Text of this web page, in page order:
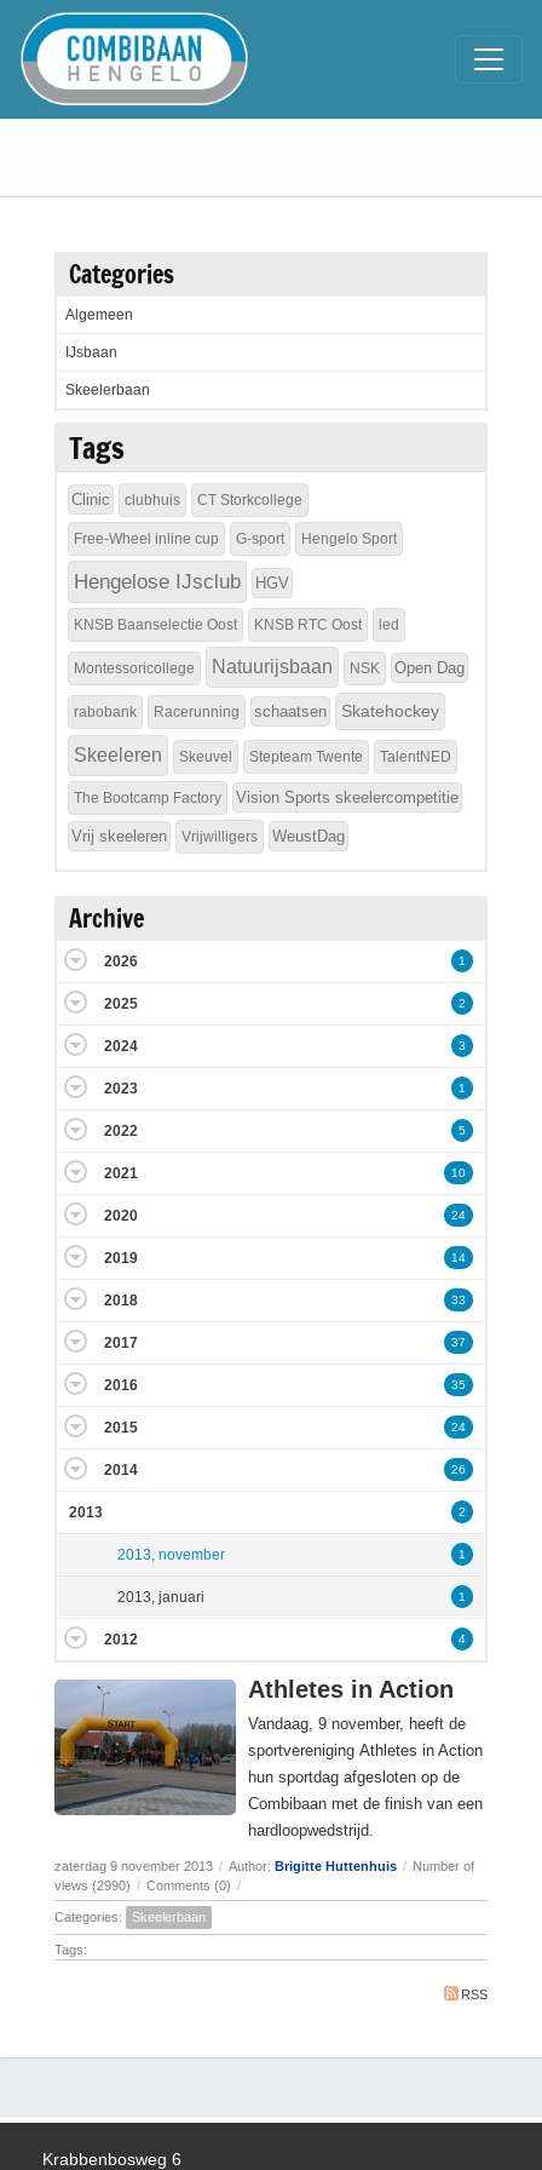
Athletes in Action
Vandaag, 9 november, heeft de
sportvereniging Athletes in Action
hun sportdag afgesloten op de
Combibaan met de finish van een
hardloopwedstrijd.
zaterdag 9 november 2013 / Author: Brigitte Huttenhuis / Number of
views (2990) / Comments (0) /
Categories: Skeelerbaan
Tags:
RSS
Categories
Algemeen
IJsbaan
Skeelerbaan
Tags
Clinic clubhuis CT Storkcollege
Free-Wheel inline cup G-sport Hengelo Sport
Hengelose IJsclub HGV
KNSB Baanselectie Oost KNSB RTC Oost led
Montessoricollege Natuurijsbaan NSK Open Dag
rabobank Racerunning schaatsen Skatehockey
Skeeleren Skeuvel Stepteam Twente TalentNED
The Bootcamp Factory Vision Sports skeelercompetitie
Vrij skeeleren Vrijwilligers WeustDag
Archive
2026 1
2025 2
2024 3
2023 1
2022 5
2021 10
2020 24
2019 14
2018 33
2017 37
2016 35
2015 24
2014 26
2013 2
2013, november 1
2013, januari 1
2012 4
Krabbenbosweg 6